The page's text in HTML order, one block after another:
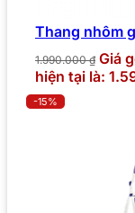
Thang nhôm
1.990.000₫ Giá
hiện tại là:
-15%